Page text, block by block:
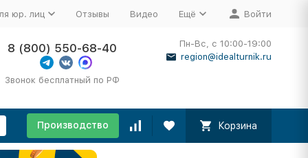
юр. лиц Отзывы Видео Ещё Войти
8 (800) 550-68-40
Звонок бесплатный по РФ
Пн-Вс, с 10:00-19:00
region@idealturnik.ru
Производство Корзина